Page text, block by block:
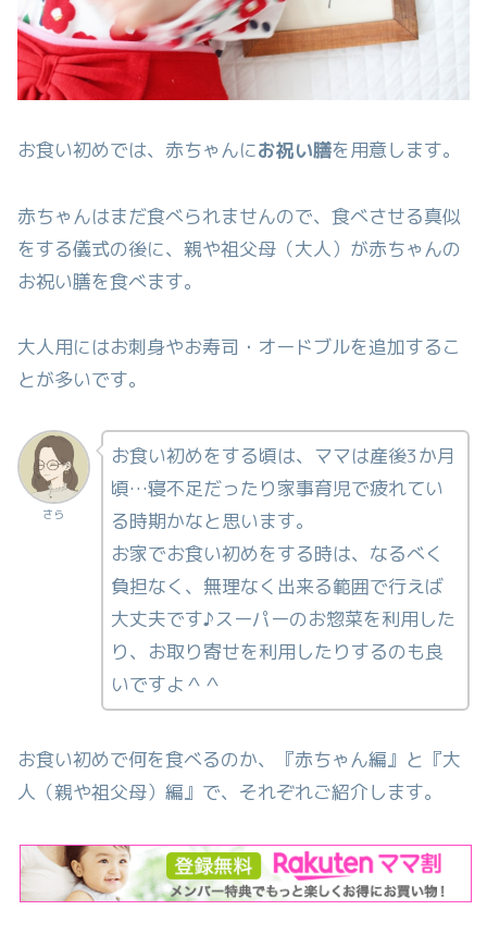
お食い初めでは、赤ちゃんにお祝い膳を用意します。
赤ちゃんはまだ食べられませんので、食べさせる真似
をする儀式の後に、親や祖父母（大人）が赤ちゃんの
お祝い膳を食べます。
大人用にはお刺身やお寿司・オードブルを追加するこ
とが多いです。
さら
お食い初めをする頃は、ママは産後3か月
頃…寝不足だったり家事育児で疲れてい
る時期かなと思います。
お家でお食い初めをする時は、なるべく
負担なく、無理なく出来る範囲で行えば
大丈夫です♪スーパーのお惣菜を利用した
り、お取り寄せを利用したりするのも良
いですよ＾＾
お食い初めで何を食べるのか、『赤ちゃん編』と『大
人（親や祖父母）編』で、それぞれご紹介します。